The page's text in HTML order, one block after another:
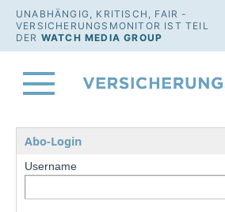
UNABHÄNGIG, KRITISCH, FAIR -
VERSICHERUNGSMONITOR IST TEIL
DER WATCH MEDIA GROUP
Abo-Login
Username